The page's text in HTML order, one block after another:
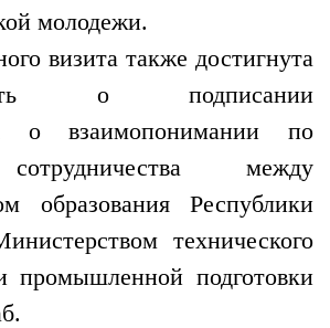
молодежи.
визита также достигнута
о подписании
о взаимопонимании по
между
образования Республики
технического
промышленной подготовки